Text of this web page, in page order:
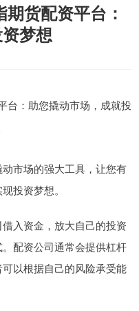
货配资平台：
梦想
市场的强大工具，让您有
投资梦想。
入资金，放大自己的投资
配资公司通常会提供杠杆
以根据自己的风险承受能